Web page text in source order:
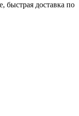
быстрая доставка по